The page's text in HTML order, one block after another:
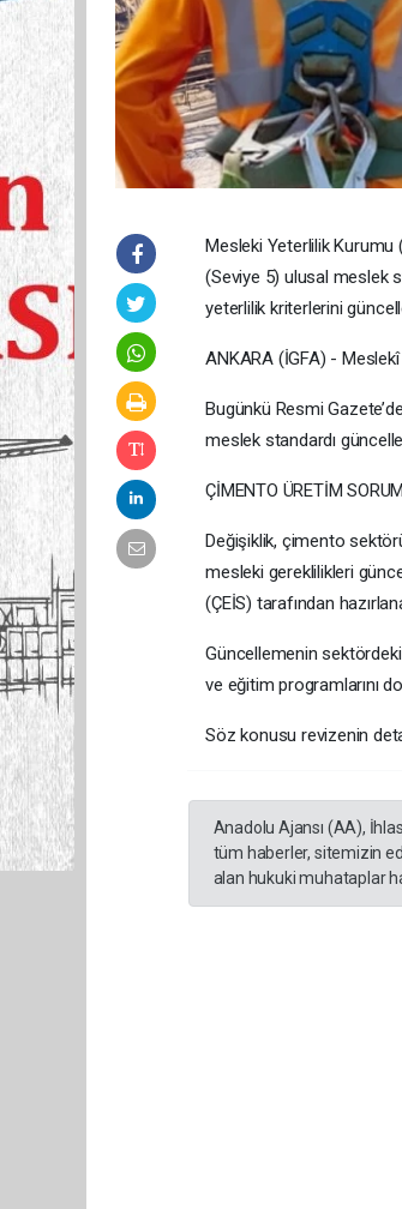
Mesleki Yeterlilik Kurumu
(Seviye 5) ulusal meslek
yeterlilik kriterlerini
ANKARA (İGFA) -
Bugünkü Resmi
meslek standardı
ÇİMENTO ÜRETİM
Değişiklik, çimento
mesleki gereklilikleri
(ÇEİS) tarafından
Güncellemenin
ve eğitim programlarını
Söz konusu revizenin
Anadolu Ajansı (AA),
tüm haberler, sitemizin
alan hukuki muhataplar